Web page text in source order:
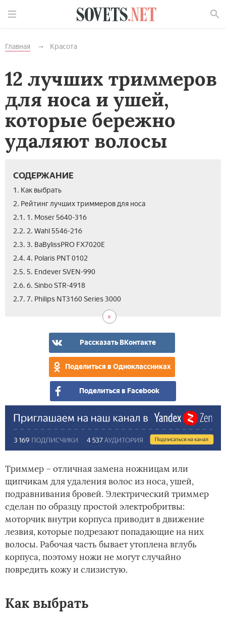
Главная Красота
12 лучших триммеров
для носа и ушей,
которые бережно
удаляют волосы
СОДЕРЖАНИЕ
1. Как выбрать
2. Рейтинг лучших триммеров для носа
2.1. 1. Moser 5640-316
2.2. 2. Wahl 5546-216
2.3. 3. BaBylissPRO FX7020E
2.4. 4. Polaris PNT 0102
2.5. 5. Endever SVEN-990
2.6. 6. Sinbo STR-4918
2.7. 7. Philips NT3160 Series 3000
Рассказать ВКонтакте
Поделиться в Одноклассниках
Поделиться в Facebook
Триммер – отличная замена ножницам или
щипчикам для удаления волос из носа, ушей,
подравнивания бровей. Электрический триммер
сделан по образцу простой электробритвы:
моторчик внутри корпуса приводит в движение
лезвия, которые подрезают попадающие на них
волосы. Рабочая часть бывает утоплена вглубь
корпуса, поэтому ножи не могут случайно
повредить кожу и слизистую.
Как выбрать